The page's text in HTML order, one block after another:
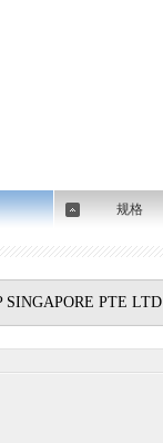
规格
SINGAPORE PTE LTD